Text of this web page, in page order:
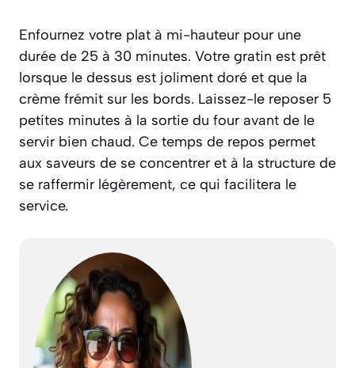
Enfournez votre plat à mi-hauteur pour une
durée de 25 à 30 minutes. Votre gratin est prêt
lorsque le dessus est joliment doré et que la
crème frémit sur les bords. Laissez-le reposer 5
petites minutes à la sortie du four avant de le
servir bien chaud. Ce temps de repos permet
aux saveurs de se concentrer et à la structure de
se raffermir légèrement, ce qui facilitera le
service.